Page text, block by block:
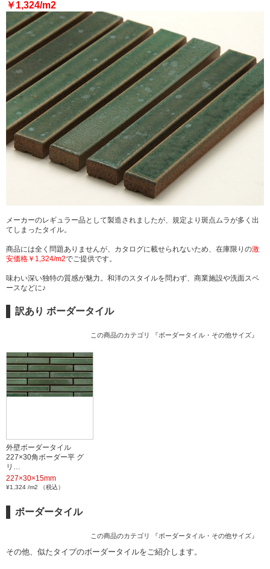
￥1,324/m2
メーカーのレギュラー品として製造されましたが、規定より斑点ムラが多く出
てしまったタイル。
商品には全く問題ありませんが、カタログに載せられないため、在庫限りの激
安価格￥1,324/m2でご提供です。
味わい深い独特の質感が魅力。和洋のスタイルを問わず、商業施設や洗面スペ
ースなどに♪
訳あり ボーダータイル
この商品のカテゴリ 『ボーダータイル・その他サイズ 』
外壁ボーダータイル
227×30角ボーダー平 グ
リ…
227×30×15mm
¥1,324 /m2 （税込）
ボーダータイル
この商品のカテゴリ 『ボーダータイル・その他サイズ 』
その他、似たタイプのボーダータイルをご紹介します。